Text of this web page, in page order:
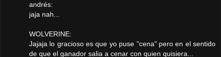
andrés:
jaja nah...
WOLVERINE:
Jajaja lo gracioso es que yo puse "cena" pero en el sentido
de que el ganador salia a cenar con quien quisiera...